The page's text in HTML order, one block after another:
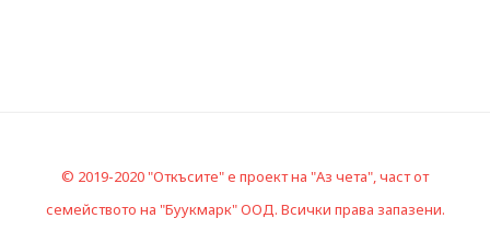
© 2019-2020 "Откъсите" е проект на "Аз чета", част от
семейството на "Буукмарк" ООД. Всички права запазени.